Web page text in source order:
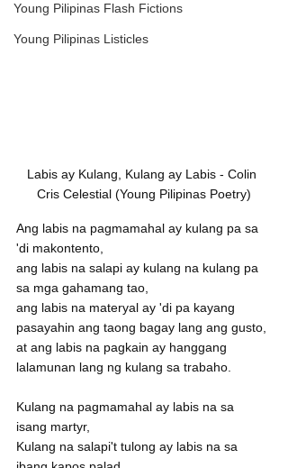
Young Pilipinas Flash Fictions
Young Pilipinas Listicles
Labis ay Kulang, Kulang ay Labis - Colin
Cris Celestial (Young Pilipinas Poetry)
Ang labis na pagmamahal ay kulang pa sa
'di makontento,
ang labis na salapi ay kulang na kulang pa
sa mga gahamang tao,
ang labis na materyal ay 'di pa kayang
pasayahin ang taong bagay lang ang gusto,
at ang labis na pagkain ay hanggang
lalamunan lang ng kulang sa trabaho.
Kulang na pagmamahal ay labis na sa
isang martyr,
Kulang na salapi't tulong ay labis na sa